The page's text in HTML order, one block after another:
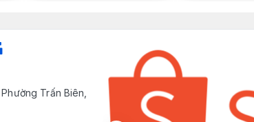
Trấn Biên,